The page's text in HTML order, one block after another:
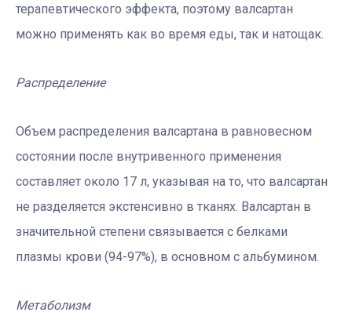
терапевтического эффекта, поэтому валсартан
можно применять как во время еды, так и натощак.
Распределение
Объем распределения валсартана в равновесном
состоянии после внутривенного применения
составляет около 17 л, указывая на то, что валсартан
не разделяется экстенсивно в тканях. Валсартан в
значительной степени связывается с белками
плазмы крови (94-97%), в основном с альбумином.
Метаболизм